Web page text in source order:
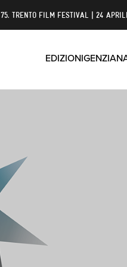
75. TRENTO FILM FESTIVAL | 24
EDIZIONI